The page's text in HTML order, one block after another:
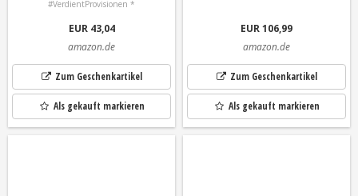
#VerdientProvisionen *
EUR 43,04
amazon.de
Zum Geschenkartikel
Als gekauft markieren
EUR 106,99
amazon.de
Zum Geschenkartikel
Als gekauft markieren